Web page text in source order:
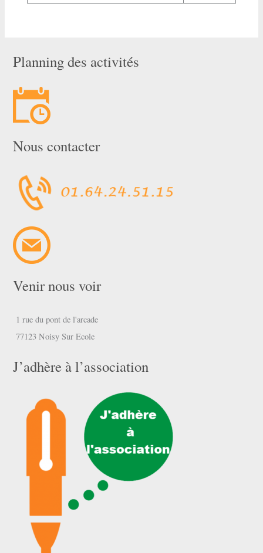
Planning des activités
Nous contacter
Venir nous voir
1 rue du pont de l'arcade
77123 Noisy Sur Ecole
J’adhère à l’association